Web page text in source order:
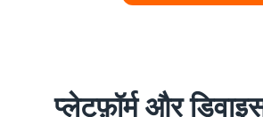
प्लेटफ़ॉर्म और